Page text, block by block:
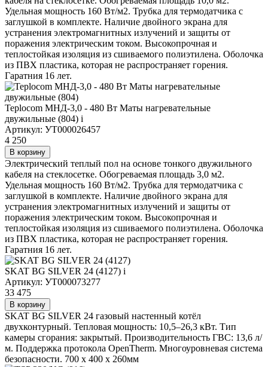
Удельная мощность 160 Вт/м2. Трубка для термодатчика с
заглушкой в комплекте. Наличие двойного экрана для
устранения электромагнитных излучений и защиты от
поражения электрическим током. Высокопрочная и
теплостойкая изоляция из сшиваемого полиэтилена. Оболочка
из ПВХ пластика, которая не распространяет горения.
Гаратния 16 лет.
Teplocom МНД-3,0 - 480 Вт Маты нагревательные
двужильные (804) i
Артикул: УТ000026457
4 250
В корзину
Электрический теплый пол на основе тонкого двужильного
кабеля на стеклосетке. Обогреваемая площадь 3,0 м2.
Удельная мощность 160 Вт/м2. Трубка для термодатчика с
заглушкой в комплекте. Наличие двойного экрана для
устранения электромагнитных излучений и защиты от
поражения электрическим током. Высокопрочная и
теплостойкая изоляция из сшиваемого полиэтилена. Оболочка
из ПВХ пластика, которая не распространяет горения.
Гаратния 16 лет.
SKAT BG SILVER 24 (4127) i
Артикул: УТ000073277
33 475
В корзину
SKAT BG SILVER 24 газовый настенный котёл
двухконтурный. Тепловая мощность: 10,5–26,3 кВт. Тип
камеры сгорания: закрытый. Производительность ГВС: 13,6 л/
м. Поддержка протокола OpenTherm. Многоуровневая система
безопасности. 700 x 400 x 260мм